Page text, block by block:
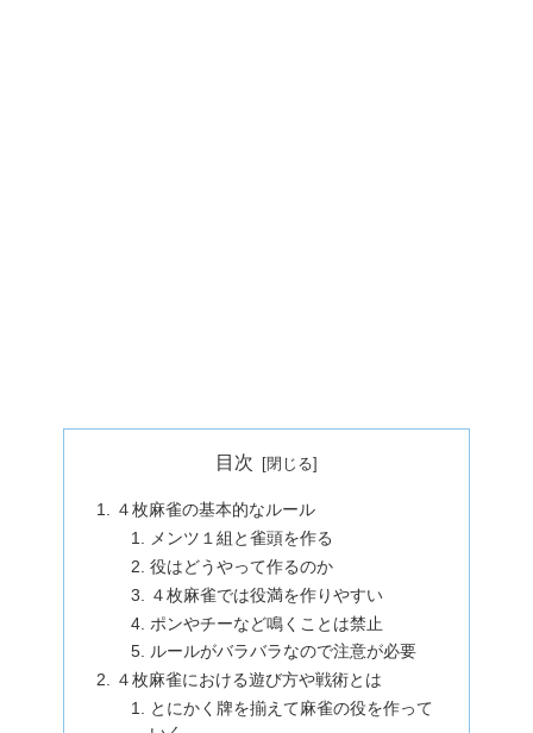
目次
４枚麻雀の基本的なルール
メンツ１組と雀頭を作る
役はどうやって作るのか
４枚麻雀では役満を作りやすい
ポンやチーなど鳴くことは禁止
ルールがバラバラなので注意が必要
４枚麻雀における遊び方や戦術とは
とにかく牌を揃えて麻雀の役を作って